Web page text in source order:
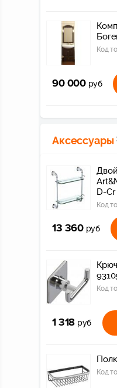
Код
90 000 руб
Аксессуары
D-Cr
Код
13 360 руб
Код
1 318 руб
Код